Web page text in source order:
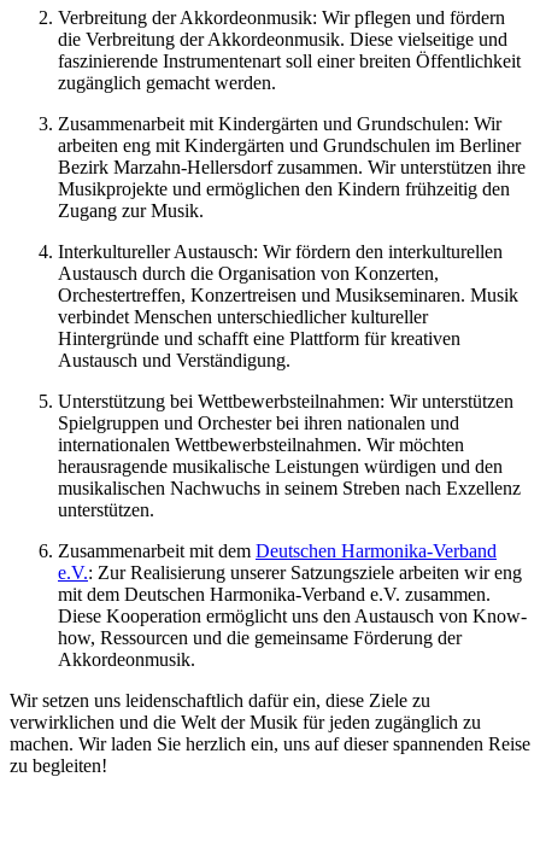
Verbreitung der Akkordeonmusik: Wir pflegen und fördern
die Verbreitung der Akkordeonmusik. Diese vielseitige und
faszinierende Instrumentenart soll einer breiten Öffentlichkeit
zugänglich gemacht werden.
Zusammenarbeit mit Kindergärten und Grundschulen: Wir
arbeiten eng mit Kindergärten und Grundschulen im Berliner
Bezirk Marzahn-Hellersdorf zusammen. Wir unterstützen ihre
Musikprojekte und ermöglichen den Kindern frühzeitig den
Zugang zur Musik.
Interkultureller Austausch: Wir fördern den interkulturellen
Austausch durch die Organisation von Konzerten,
Orchestertreffen, Konzertreisen und Musikseminaren. Musik
verbindet Menschen unterschiedlicher kultureller
Hintergründe und schafft eine Plattform für kreativen
Austausch und Verständigung.
Unterstützung bei Wettbewerbsteilnahmen: Wir unterstützen
Spielgruppen und Orchester bei ihren nationalen und
internationalen Wettbewerbsteilnahmen. Wir möchten
herausragende musikalische Leistungen würdigen und den
musikalischen Nachwuchs in seinem Streben nach Exzellenz
unterstützen.
Zusammenarbeit mit dem Deutschen Harmonika-Verband
e.V.: Zur Realisierung unserer Satzungsziele arbeiten wir eng
mit dem Deutschen Harmonika-Verband e.V. zusammen.
Diese Kooperation ermöglicht uns den Austausch von Know-
how, Ressourcen und die gemeinsame Förderung der
Akkordeonmusik.
Wir setzen uns leidenschaftlich dafür ein, diese Ziele zu
verwirklichen und die Welt der Musik für jeden zugänglich zu
machen. Wir laden Sie herzlich ein, uns auf dieser spannenden Reise
zu begleiten!